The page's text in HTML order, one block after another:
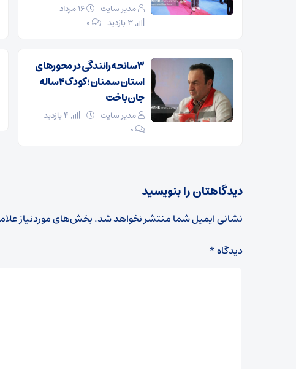
مدیر سایت
۰
۳ سانحه رانندگی در محورهای
استان سمنان؛ کودک ۴ ساله
جان باخت
مدیر سایت
۰
دیدگاهتان را بنویسید
نشانی ایمیل شما منتشر نخواهد شد.بخش‌های موردنیاز
دیدگاه*